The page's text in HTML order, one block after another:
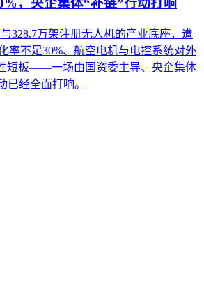
，央企集体“补链”行动打响
328.7万架注册无人机的产业底座，遭
率不足30%、航空电机与电控系统对外
短板——一场由国资委主导、央企集体
已经全面打响。